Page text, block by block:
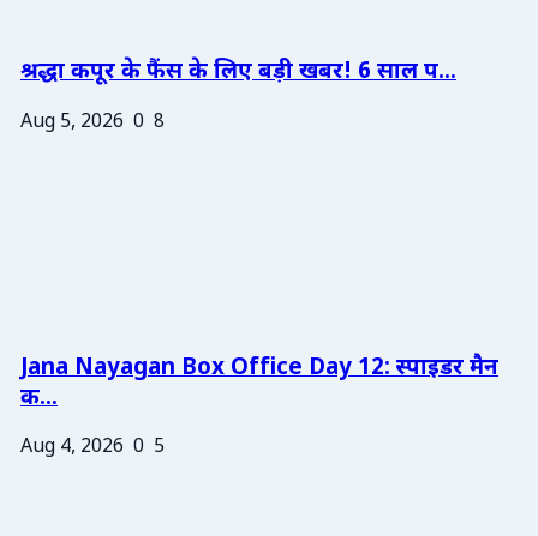
श्रद्धा कपूर के फैंस के लिए बड़ी खबर! 6 साल प...
Aug 5, 2026 0 8
Jana Nayagan Box Office Day 12: स्पाइडर मैन
क...
Aug 4, 2026 0 5